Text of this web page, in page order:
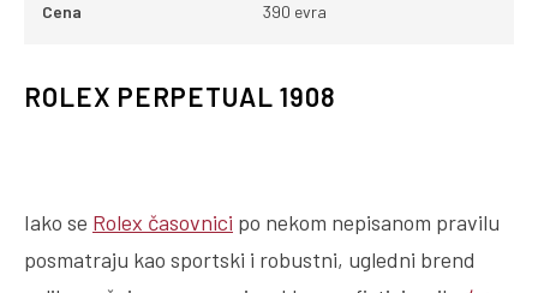
Cena 390 evra
ROLEX PERPETUAL 1908
Iako se Rolex časovnici po nekom nepisanom pravilu
posmatraju kao sportski i robustni, ugledni brend